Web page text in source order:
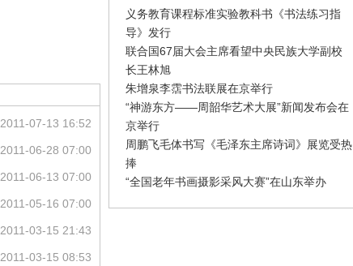
义务教育课程标准实验教科书《书法练习指
导》发行
联合国67届大会主席看望中央民族大学副校
长王林旭
朱增泉李霑书法联展在京举行
“神游东方——周韶华艺术大展”新闻发布会在
京举行
周鹏飞毛体书写《毛泽东主席诗词》展览受热
捧
“全国老年书画摄影采风大赛”在山东举办
2011-07-13 16:52
2011-06-28 07:00
2011-06-13 07:00
2011-05-16 07:00
2011-03-15 21:43
2011-03-15 08:53